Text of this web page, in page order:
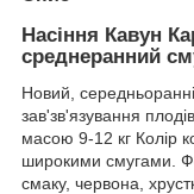
Насіння Кавун
среднеранний
Новий,
зав'зв'язування
масою 9-12 кг Колір
широкими смугами.
смаку, червона,